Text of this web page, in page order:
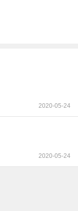
2020-05-24
2020-05-24